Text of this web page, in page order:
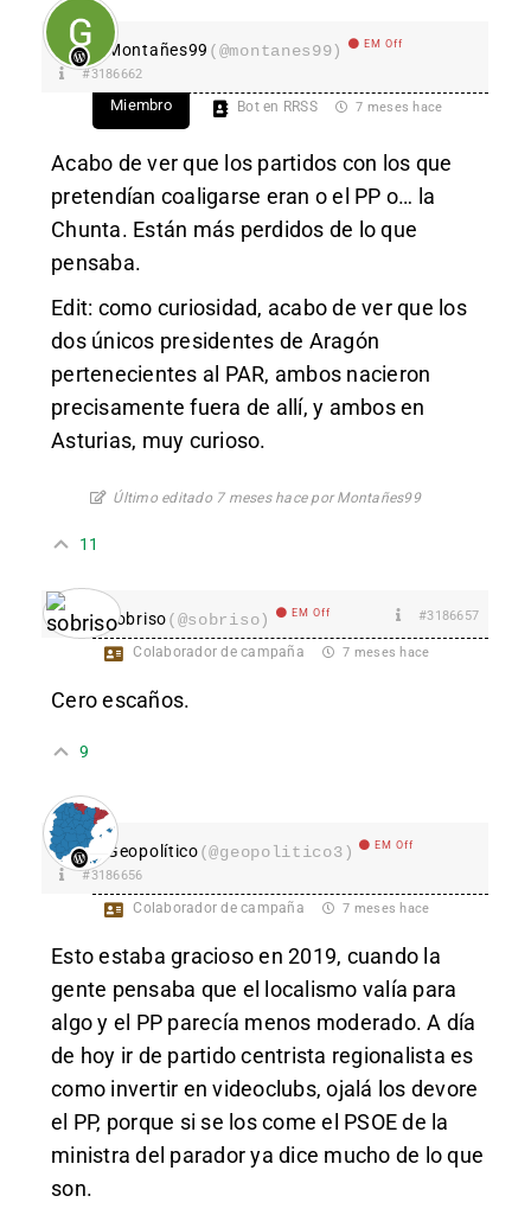
Montañes99 (@montanes99) EM Off
#3186662
Miembro Bot en RRSS 7 meses hace
Acabo de ver que los partidos con los que
pretendían coaligarse eran o el PP o… la
Chunta. Están más perdidos de lo que
pensaba.
Edit: como curiosidad, acabo de ver que los
dos únicos presidentes de Aragón
pertenecientes al PAR, ambos nacieron
precisamente fuera de allí, y ambos en
Asturias, muy curioso.
Último editado 7 meses hace por Montañes99
11
sobriso(@sobriso) EM Off #3186657
Colaborador de campaña 7 meses hace
Cero escaños.
9
Geopolítico(@geopolitico3) EM Off
#3186656
Colaborador de campaña 7 meses hace
Esto estaba gracioso en 2019, cuando la
gente pensaba que el localismo valía para
algo y el PP parecía menos moderado. A día
de hoy ir de partido centrista regionalista es
como invertir en videoclubs, ojalá los devore
el PP, porque si se los come el PSOE de la
ministra del parador ya dice mucho de lo que
son.